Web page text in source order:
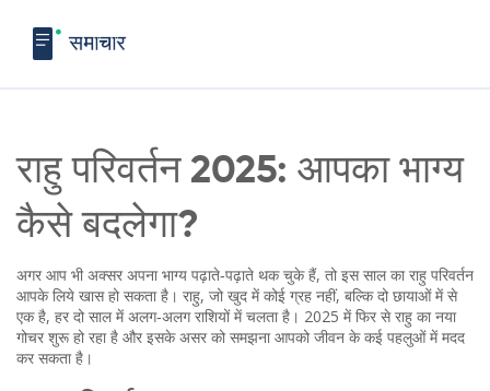
राहु परिवर्तन 2025: आपका भाग्य
कैसे बदलेगा?
अगर आप भी अक्सर अपना भाग्य पढ़ाते‑पढ़ाते थक चुके हैं, तो इस साल का राहु परिवर्तन
आपके लिये खास हो सकता है। राहु, जो खुद में कोई ग्रह नहीं, बल्कि दो छायाओं में से
एक है, हर दो साल में अलग‑अलग राशियों में चलता है। 2025 में फिर से राहु का नया
गोचर शुरू हो रहा है और इसके असर को समझना आपको जीवन के कई पहलुओं में मदद
कर सकता है।